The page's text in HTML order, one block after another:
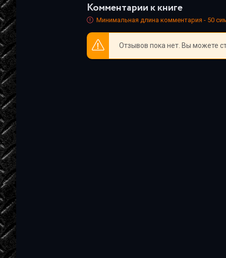
30_Otezd Avtandila k Fridonu, pravitelyu
Комментарии к книге
Минимальная длина комментария - 50
Отзывов пока нет. Вы можете